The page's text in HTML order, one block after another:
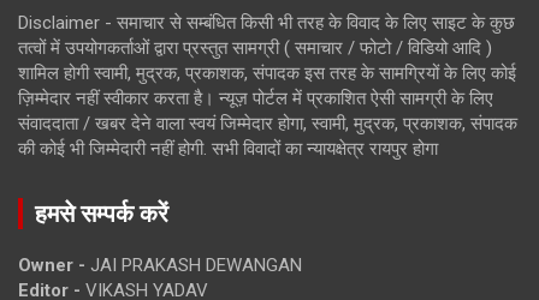
Disclaimer - समाचार से सम्बंधित किसी भी तरह के विवाद के लिए साइट के कुछ
तत्वों में उपयोगकर्ताओं द्वारा प्रस्तुत सामग्री ( समाचार / फोटो / विडियो आदि )
शामिल होगी स्वामी, मुद्रक, प्रकाशक, संपादक इस तरह के सामग्रियों के लिए कोई
ज़िम्मेदार नहीं स्वीकार करता है। न्यूज़ पोर्टल में प्रकाशित ऐसी सामग्री के लिए
संवाददाता / खबर देने वाला स्वयं जिम्मेदार होगा, स्वामी, मुद्रक, प्रकाशक, संपादक
की कोई भी जिम्मेदारी नहीं होगी. सभी विवादों का न्यायक्षेत्र रायपुर होगा
हमसे सम्पर्क करें
Owner - JAI PRAKASH DEWANGAN
Editor - VIKASH YADAV